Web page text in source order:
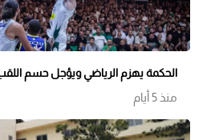
الحكمة يهزم الرياضي ويؤجل حسم
منذ 5 أيام